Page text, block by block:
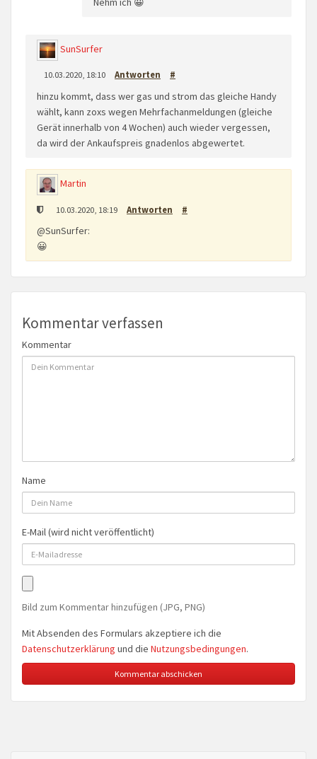
SunSurfer
10.03.2020, 18:10 Antworten #
hinzu kommt, dass wer gas und strom das gleiche Handy
wählt, kann zoxs wegen Mehrfachanmeldungen (gleiche
Gerät innerhalb von 4 Wochen) auch wieder vergessen,
da wird der Ankaufspreis gnadenlos abgewertet.
Martin
10.03.2020, 18:19 Antworten #
@SunSurfer:
😀
Kommentar verfassen
Kommentar
Name
E-Mail (wird nicht veröffentlicht)
Bild zum Kommentar hinzufügen (JPG, PNG)
Mit Absenden des Formulars akzeptiere ich die
Datenschutzerklärung und die Nutzungsbedingungen.